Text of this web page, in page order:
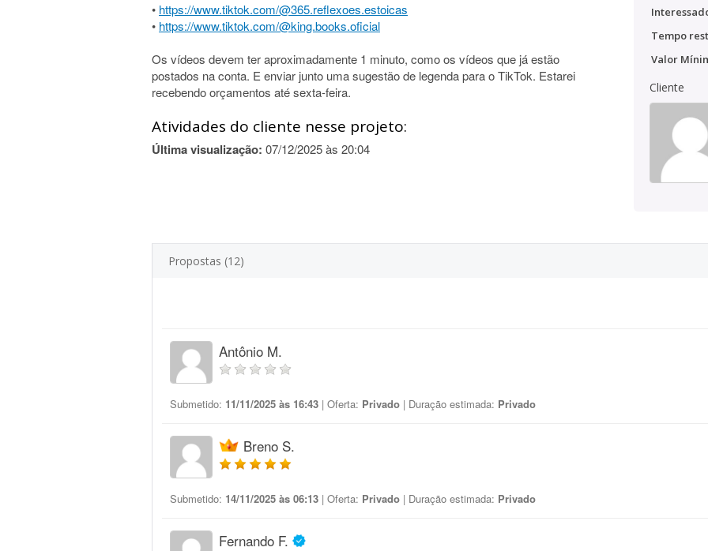
• https://www.tiktok.com/@365.reflexoes.estoicas
• https://www.tiktok.com/@king.books.oficial
Os vídeos devem ter aproximadamente 1 minuto, como os vídeos que já estão
postados na conta. E enviar junto uma sugestão de legenda para o TikTok. Estarei
recebendo orçamentos até sexta-feira.
Atividades do cliente nesse projeto:
Última visualização: 07/12/2025 às 20:04
Tempo
Valor
Cliente
Propostas (12)
Antônio M.
Submetido: 11/11/2025 às 16:43 | Oferta: Privado | Duração estimada: Privado
Breno S.
Submetido: 14/11/2025 às 06:13 | Oferta: Privado | Duração estimada: Privado
Fernando F.